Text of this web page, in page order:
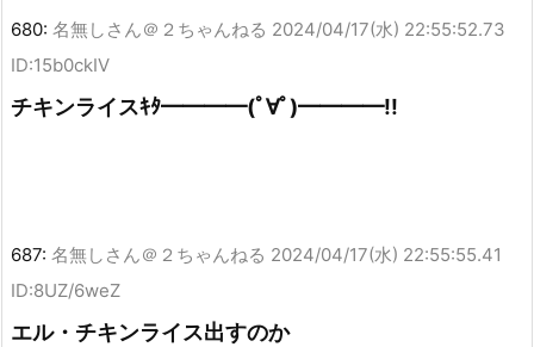
680: 名無しさん＠２ちゃんねる 2024/04/17(水) 22:55:52.73
ID:15b0ckIV
チキンライスｷﾀ━━━━(ﾟ∀ﾟ)━━━━!!
687: 名無しさん＠２ちゃんねる 2024/04/17(水) 22:55:55.41
ID:8UZ/6weZ
エル・チキンライス出すのか